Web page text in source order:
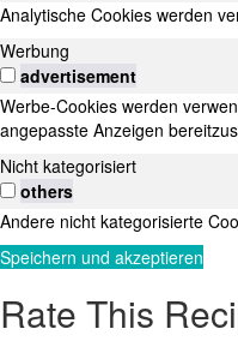
Analytische Cookies werden
Werbung
advertisement
Werbe-Cookies werden
angepasste Anzeigen
Nicht kategorisiert
others
Andere nicht kategorisierte
Speichern und akzeptieren
Rate This